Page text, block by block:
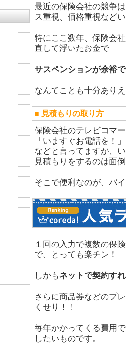
最近の保険会社の競争
ス重視、価格重視など
特にここ数年、保険会
直して浮いたお金で
サスペンションが余裕
なんてことも十分あり
■ 見積もりの取り方
保険会社のテレビコマ
「いますぐお電話を！」
などと言ってますが、
見積もりをするのは面
そこで便利なのが、バ
１回の入力で複数の保
で、とっても楽チン！
しかもネットで契約す
さらに商品券などのプ
くせり！！
毎年かかってくる費用
したいものです。